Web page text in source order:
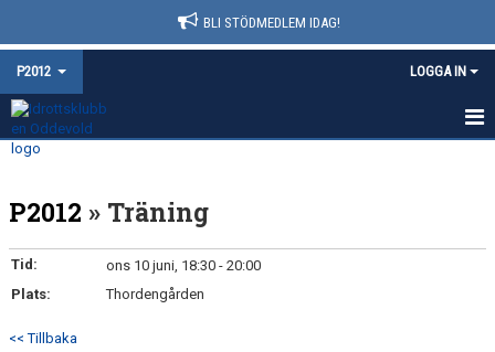
BLI STÖDMEDLEM IDAG!
P2012 LOGGA IN
HEM
NYHETER
KALENDER
MATCHER
P2012 » Träning
Tid:
ons 10 juni, 18:30 - 20:00
Plats:
Thordengården
<< Tillbaka